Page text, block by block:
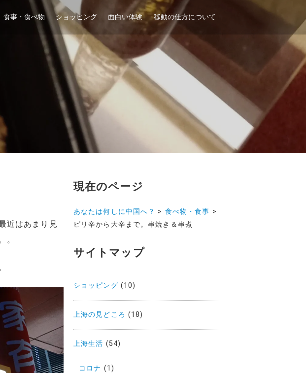
食事・食べ物 ショッピング 面白い体験 移動の仕方について
近はあまり見
。
現在のページ
あなたは何しに中国へ？ > 食べ物・食事 >
ピリ辛から大辛まで。串焼き＆串煮
サイトマップ
ショッピング (10)
上海の見どころ (18)
上海生活 (54)
コロナ (1)